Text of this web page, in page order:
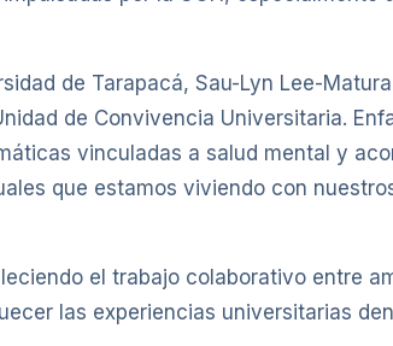
de Tarapacá, Sau-Lyn Lee-
de Convivencia Universitaria.
vinculadas a salud mental y
que estamos viviendo con
el trabajo colaborativo entre
las experiencias universitarias